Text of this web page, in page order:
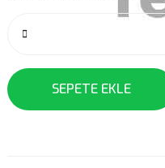
SEPETE EKLE